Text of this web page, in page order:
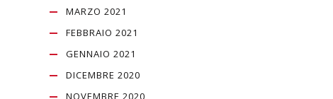
MARZO 2021
FEBBRAIO 2021
GENNAIO 2021
DICEMBRE 2020
NOVEMBRE 2020